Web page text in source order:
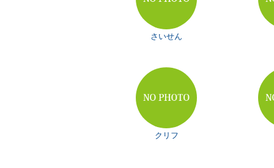
さいせん
クリフ